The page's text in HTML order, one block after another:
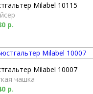
Milabel 10115
р.
Milabel 10007
чашка
р.